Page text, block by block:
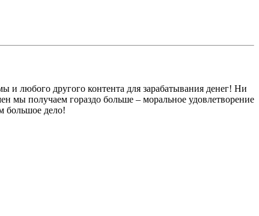
и любого другого контента для зарабатывания денег! Ни
мы получаем гораздо больше – моральное удовлетворение
большое дело!